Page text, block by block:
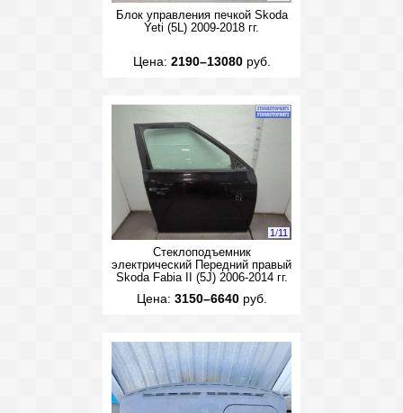
Блок управления печкой Skoda
Yeti (5L) 2009-2018 гг.
Цена: 2190–13080руб.
1/11
Стеклоподъемник
электрический Передний правый
Skoda Fabia II (5J) 2006-2014 гг.
Цена: 3150–6640руб.